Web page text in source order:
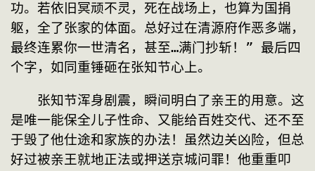
功。若依旧冥顽不灵，死在战场上，也算为国捐
躯，全了张家的体面。总好过在清源府作恶多端，
最终连累你一世清名，甚至…满门抄斩！” 最后四
个字，如同重锤砸在张知节心上。
张知节浑身剧震，瞬间明白了亲王的用意。这
是唯一能保全儿子性命、又能给百姓交代、还不至
于毁了他仕途和家族的办法！虽然边关凶险，但总
好过被亲王就地正法或押送京城问罪！他重重叩